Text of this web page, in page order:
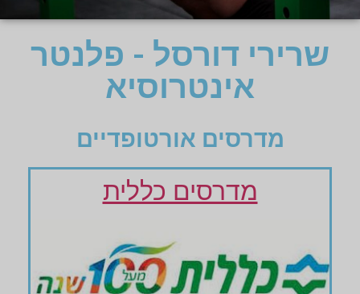
שרירי דורסל - פלנטר
אינטרוסיא
מדרסים אורטופדיים
מדרסים כללית